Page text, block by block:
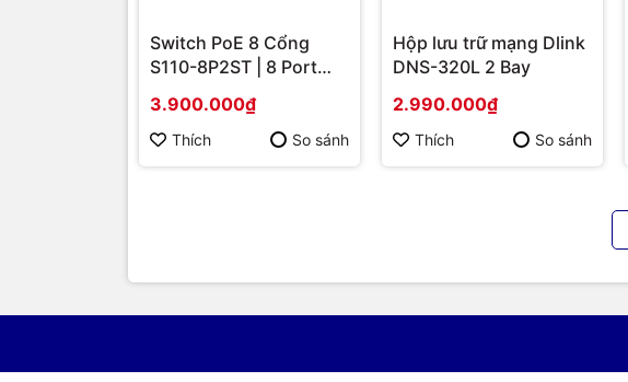
Switch PoE 8 Cổng
S110-8P2ST | 8 Port
Giá Tốt
3.900.000₫
Thích So sánh
Hộp lưu trữ mạng Dlink
DNS-320L 2 Bay
2.990.000₫
Thích So sánh